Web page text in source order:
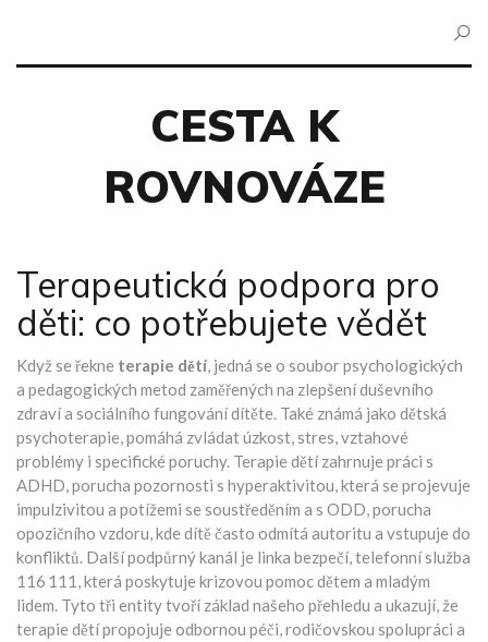
CESTA K
ROVNOVÁZE
Terapeutická podpora pro
děti: co potřebujete vědět
Když se řekne terapie dětí, jedná se o soubor psychologických
a pedagogických metod zaměřených na zlepšení duševního
zdraví a sociálního fungování dítěte. Také známá jako dětská
psychoterapie, pomáhá zvládat úzkost, stres, vztahové
problémy i specifické poruchy. Terapie dětí zahrnuje práci s
ADHD,porucha pozornosti s hyperaktivitou, která se projevuje
impulzivitou a potížemi se soustředěním a s ODD,porucha
opozičního vzdoru, kde dítě často odmítá autoritu a vstupuje do
konfliktů. Další podpůrný kanál je linka bezpečí,telefonní služba
116 111, která poskytuje krizovou pomoc dětem a mladým
lidem. Tyto tři entity tvoří základ našeho přehledu a ukazují, že
terapie dětí propojuje odbornou péči, rodičovskou spolupráci a